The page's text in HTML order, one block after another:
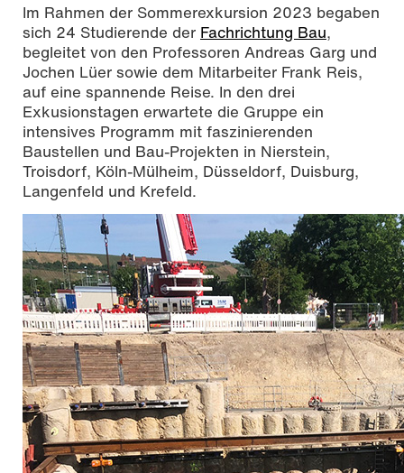
Brückenbaustelle A40 Duisburg
Im Rahmen der Sommerexkursion 2023 begaben
sich 24 Studierende der Fachrichtung Bau,
begleitet von den Professoren Andreas Garg und
Jochen Lüer sowie dem Mitarbeiter Frank Reis,
auf eine spannende Reise. In den drei
Exkusionstagen erwartete die Gruppe ein
intensives Programm mit faszinierenden
Baustellen und Bau-Projekten in Nierstein,
Troisdorf, Köln-Mülheim, Düsseldorf, Duisburg,
Langenfeld und Krefeld.